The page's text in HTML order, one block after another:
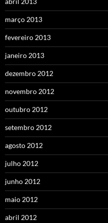
março 2013
fevereiro 2013
janeiro 2013
dezembro 2012
novembro 2012
outubro 2012
setembro 2012
agosto 2012
julho 2012
junho 2012
maio 2012
abril 2012